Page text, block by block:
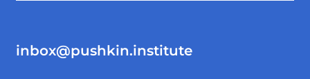
inbox@pushkin.institute